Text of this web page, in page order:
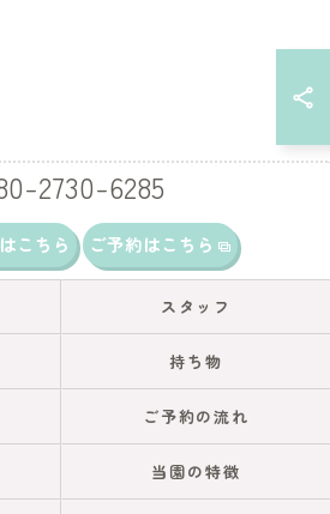
2730-6285
こちら ご予約はこちら
スタッフ
持ち物
ご予約の流れ
当園の特徴